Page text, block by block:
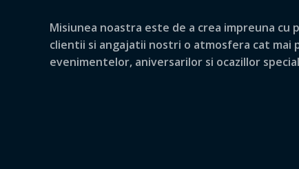
Misiunea noastra este de a crea impreuna cu
clientii si angajatii nostri o atmosfera cat mai
evenimentelor, aniversarilor si ocazillor